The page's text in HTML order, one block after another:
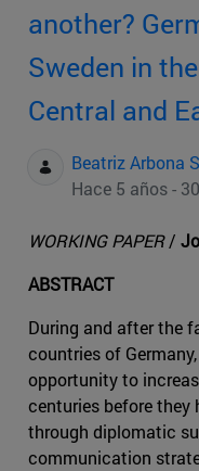
another?
Sweden in
Central and
Beatriz Arbona
Hace 5 años -
WORKING PAPER/
ABSTRACT
During and after the
countries of
opportunity to
centuries before they
through diplomatic
communication